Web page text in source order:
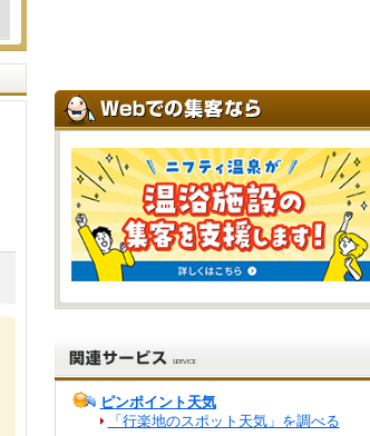
ピンポイント天気
「行楽地のスポット天気」を調べる